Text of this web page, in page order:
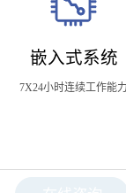
嵌入式系统
7X24小时连续工作能力